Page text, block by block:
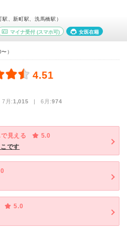
、新町駅、洗馬橋駅）
マイナ受付 (スマホ可) 女医在籍
）
4.51
月:1,015 | 6月:974
見える
5.0
です
5.0